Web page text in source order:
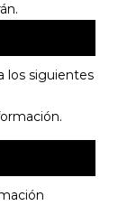
los siguientes